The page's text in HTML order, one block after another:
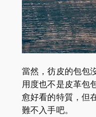
當然，彷皮的包包
用度也不是皮革包
愈好看的特質，但
難不入手吧。